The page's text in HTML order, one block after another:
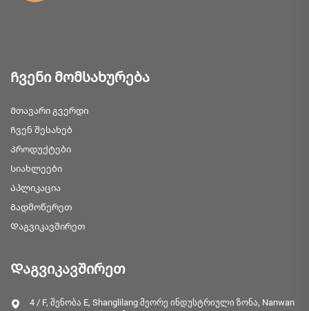
Ჩვენი მომსახურება
Მთავარი გვერდი
Ჩვენ შესახებ
Პროდუქტები
Სიახლეები
Აპლიკაცია
Გადმოწერეთ
Დაგვიკავშირეთ
Დაგვიკავშირეთ
4 / F, შენობა E, Shanglilang მეორე ინდუსტრიული ზონა, Nanwan